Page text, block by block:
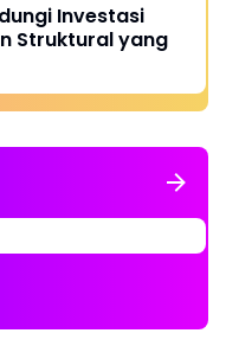
Investasi
Struktural yang